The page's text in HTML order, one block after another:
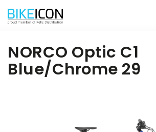
NORCO Optic C1
Blue/Chrome 29